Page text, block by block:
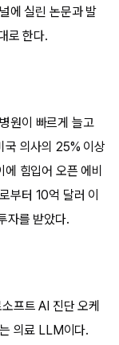
에 실린 논문과 발
로 한다.
원이 빠르게 늘고
국 의사의 25% 이상
힘입어 오픈 에비
부터 10억 달러 이
자를 받았다.
프트 AI 진단 오케
의료 LLM이다.